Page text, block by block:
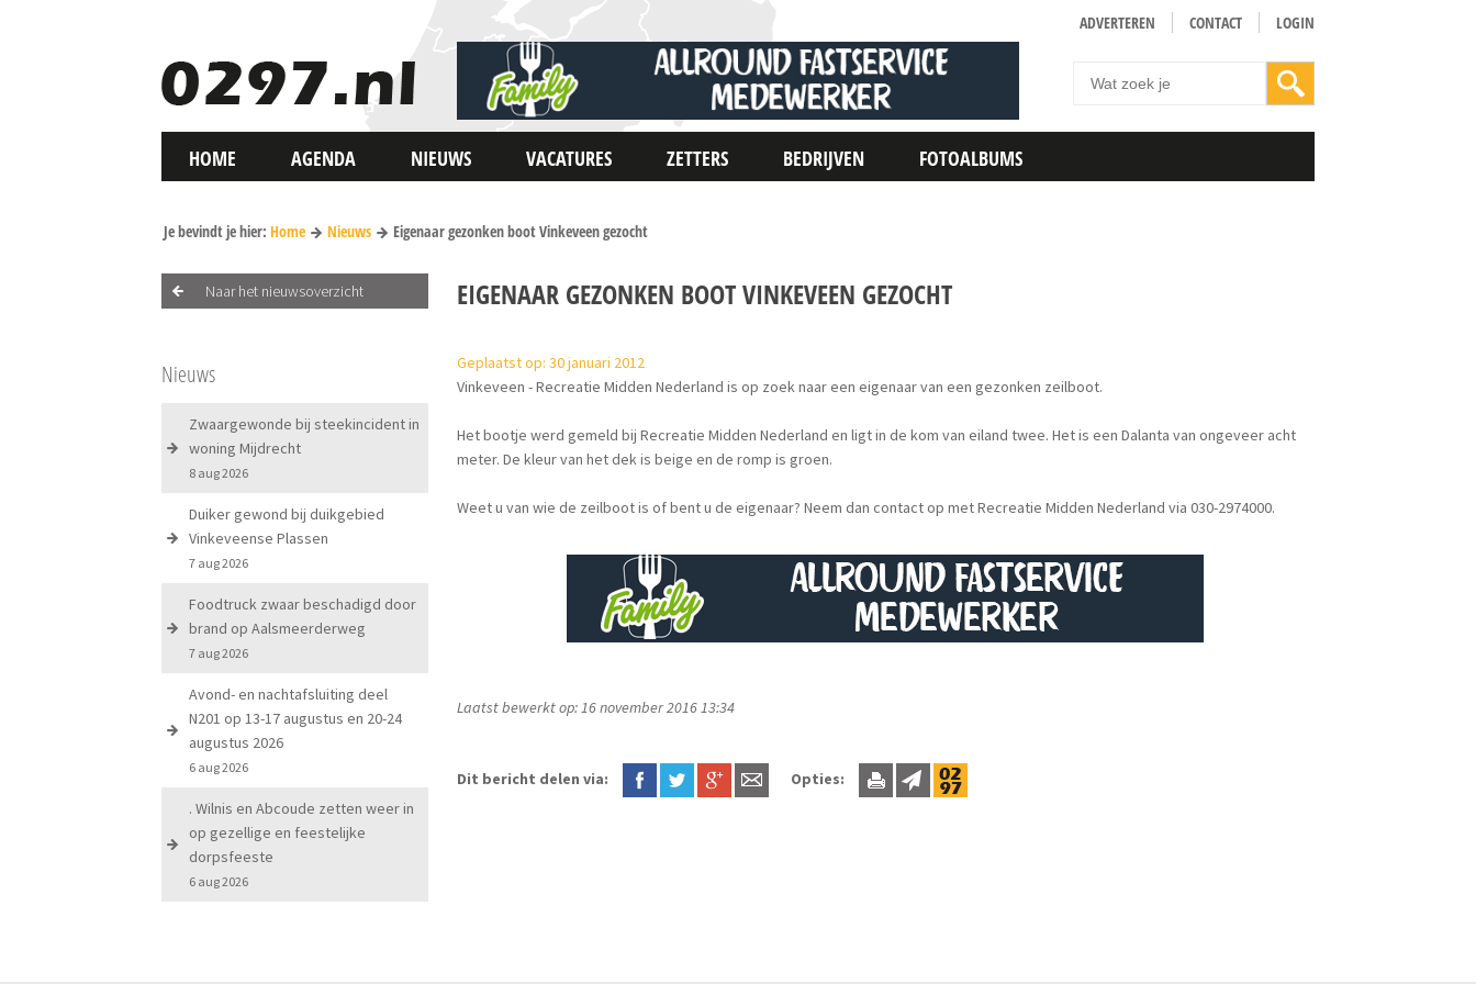
ADVERTEREN CONTACT LOGIN
HOME AGENDA NIEUWS VACATURES ZETTERS BEDRIJVEN FOTOALBUMS
Je bevindt je hier: Home Nieuws Eigenaar gezonken boot Vinkeveen gezocht
Naar het nieuwsoverzicht
Nieuws
Zwaargewonde bij steekincident in
woning Mijdrecht
8 aug 2026
Duiker gewond bij duikgebied
Vinkeveense Plassen
7 aug 2026
Foodtruck zwaar beschadigd door
brand op Aalsmeerderweg
7 aug 2026
Avond- en nachtafsluiting deel
N201 op 13-17 augustus en 20-24
augustus 2026
6 aug 2026
. Wilnis en Abcoude zetten weer in
op gezellige en feestelijke
dorpsfeeste
6 aug 2026
EIGENAAR GEZONKEN BOOT VINKEVEEN GEZOCHT
Geplaatst op: 30 januari 2012
Vinkeveen - Recreatie Midden Nederland is op zoek naar een eigenaar van een gezonken zeilboot.
Het bootje werd gemeld bij Recreatie Midden Nederland en ligt in de kom van eiland twee. Het is een Dalanta van ongeveer acht
meter. De kleur van het dek is beige en de romp is groen.
Weet u van wie de zeilboot is of bent u de eigenaar? Neem dan contact op met Recreatie Midden Nederland via 030-2974000.
Laatst bewerkt op: 16 november 2016 13:34
Dit bericht delen via: Opties: